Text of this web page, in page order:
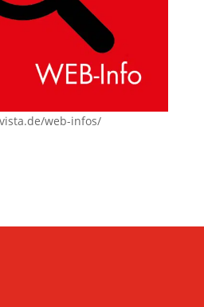
web-infos/